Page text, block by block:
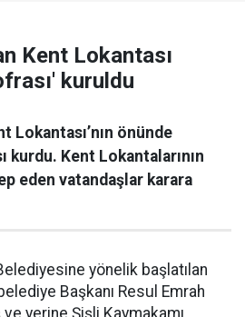
Kent Lokantası
kuruldu
Lokantası’nın önünde
kurdu. Kent Lokantalarının
eden vatandaşlar karara
yönelik başlatılan
Başkanı Resul Emrah